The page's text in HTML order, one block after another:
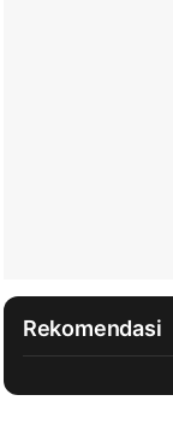
Rekomendasi